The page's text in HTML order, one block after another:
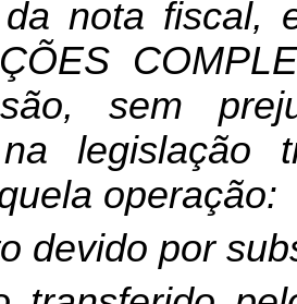
da nota fiscal,
sem
legislação
operação:
devido por